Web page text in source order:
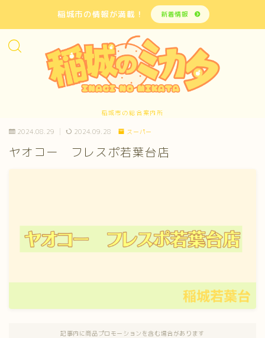
稲城市の情報が満載！ 新着情報
稲城市の総合案内所
2024.08.29 2024.09.28 スーパー
ヤオコー フレスポ若葉台店
記事内に商品プロモーションを含む場合があります